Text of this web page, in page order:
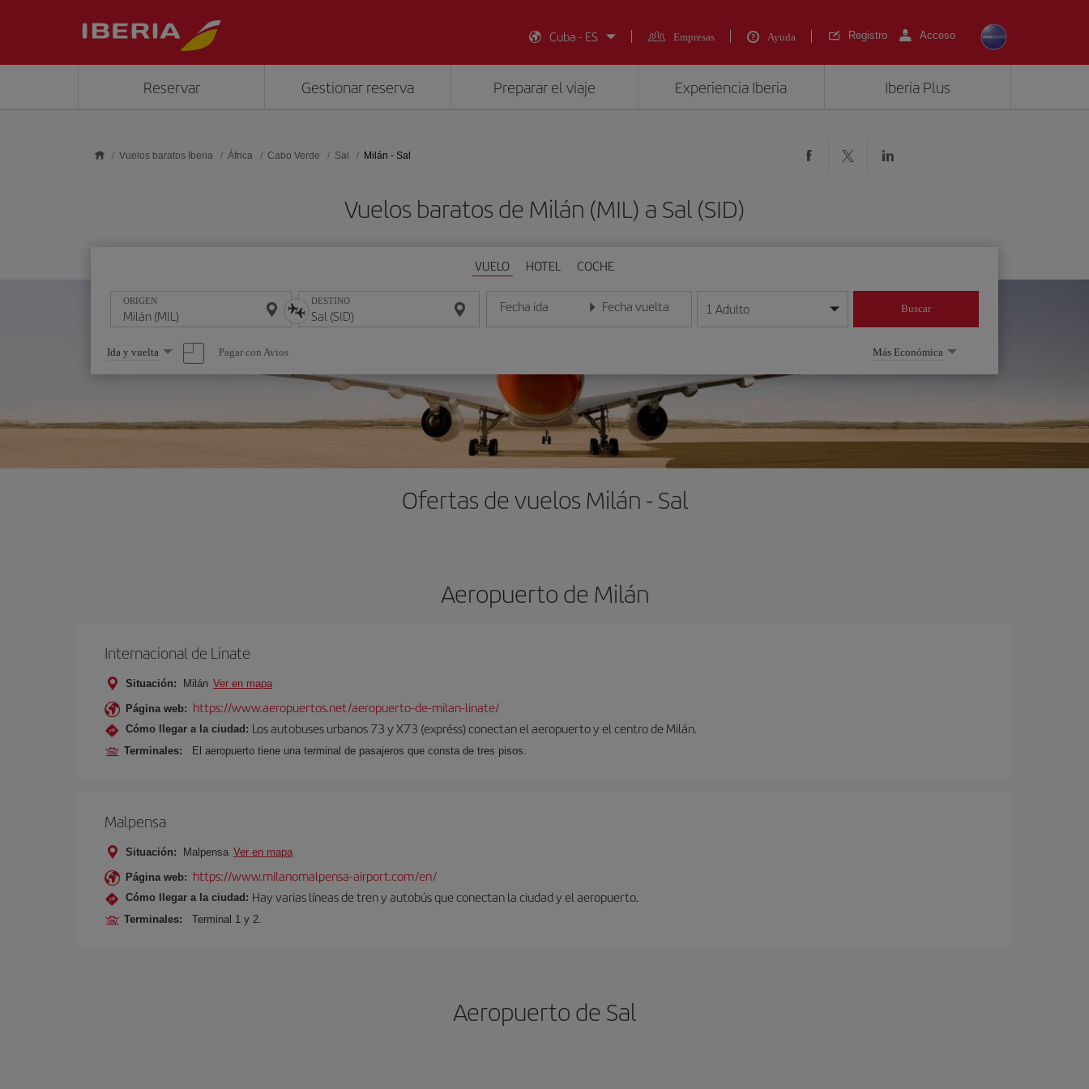
Cuba - ES
Empresas Ayuda Registro Acceso
Reservar Gestionar reserva Preparar el viaje Experiencia Iberia Iberia Plus
Vuelos baratos Iberia África Cabo Verde Sal Milán - Sal
Vuelos baratos de Milán (MIL) a Sal (SID)
VUELO HOTEL COCHE
ORIGEN DESTINO Fecha ida
Introduce la fecha en formato día/mes/año
Fecha vuelta
Introduce la fecha en formato día/mes/año
1 Adulto Buscar
Seleccione
una
opción
Ida y vuelta Pagar con Avios Más Económica
Ofertas de vuelos Milán - Sal
Aeropuerto de Milán
Internacional de Linate
Situación: Milán Ver en mapa
Página web: https://www.aeropuertos.net/aeropuerto-de-milan-linate/
Cómo llegar a la ciudad: Los autobuses urbanos 73 y X73 (expréss) conectan el aeropuerto y el centro de Milán.
Terminales: El aeropuerto tiene una terminal de pasajeros que consta de tres pisos.
Malpensa
Situación: Malpensa Ver en mapa
Página web: https://www.milanomalpensa-airport.com/en/
Cómo llegar a la ciudad: Hay varias líneas de tren y autobús que conectan la ciudad y el aeropuerto.
Terminales: Terminal 1 y 2.
Aeropuerto de Sal